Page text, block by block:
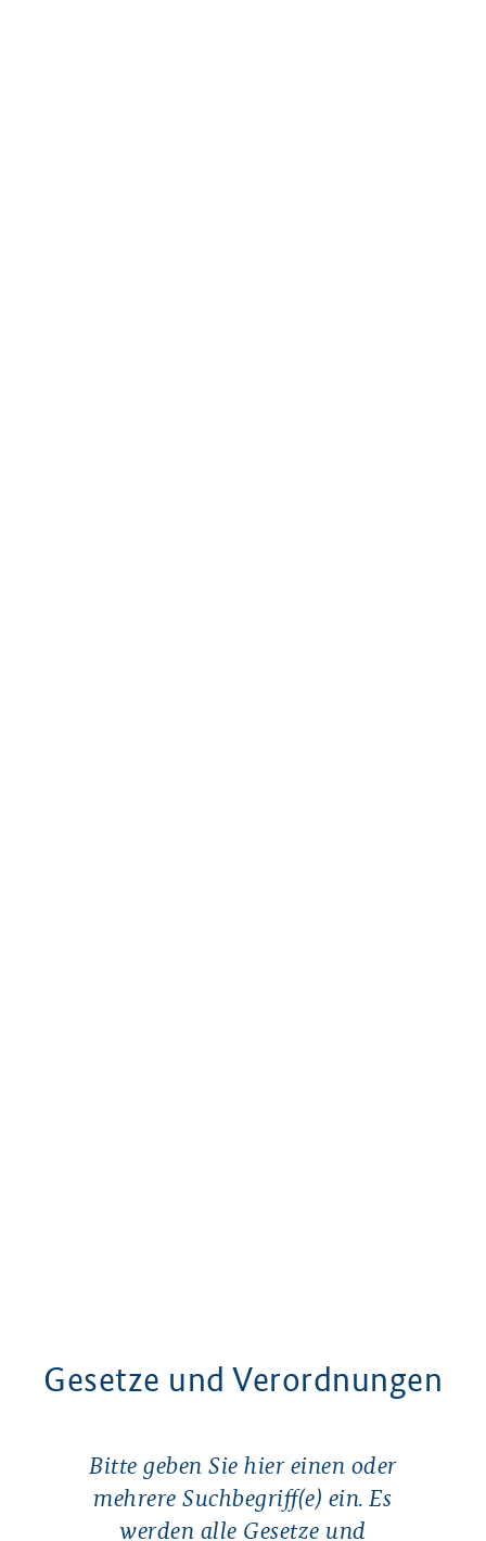
Gesetze und Verordnungen
Gesetze und Verordnungen
Bitte geben Sie hier einen oder
mehrere Suchbegriff(e) ein. Es
werden alle Gesetze und